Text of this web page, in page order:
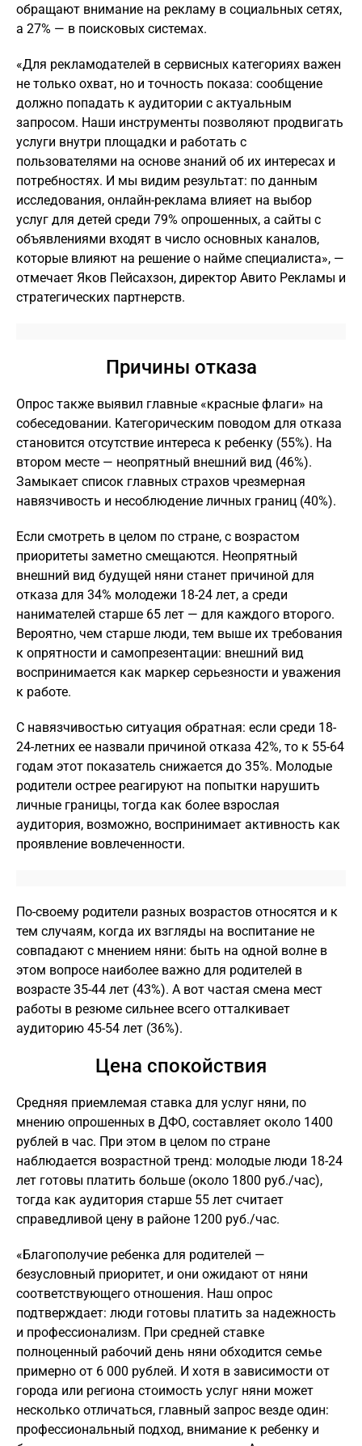
обращают внимание на рекламу в социальных сетях,
а 27% — в поисковых системах.
«Для рекламодателей в сервисных категориях важен
не только охват, но и точность показа: сообщение
должно попадать к аудитории с актуальным
запросом. Наши инструменты позволяют продвигать
услуги внутри площадки и работать с
пользователями на основе знаний об их интересах и
потребностях. И мы видим результат: по данным
исследования, онлайн-реклама влияет на выбор
услуг для детей среди 79% опрошенных, а сайты с
объявлениями входят в число основных каналов,
которые влияют на решение о найме специалиста», —
отмечает Яков Пейсахзон, директор Авито Рекламы и
стратегических партнерств.
Причины отказа
Опрос также выявил главные «красные флаги» на
собеседовании. Категорическим поводом для отказа
становится отсутствие интереса к ребенку (55%). На
втором месте — неопрятный внешний вид (46%).
Замыкает список главных страхов чрезмерная
навязчивость и несоблюдение личных границ (40%).
Если смотреть в целом по стране, с возрастом
приоритеты заметно смещаются. Неопрятный
внешний вид будущей няни станет причиной для
отказа для 34% молодежи 18-24 лет, а среди
нанимателей старше 65 лет — для каждого второго.
Вероятно, чем старше люди, тем выше их требования
к опрятности и самопрезентации: внешний вид
воспринимается как маркер серьезности и уважения
к работе.
С навязчивостью ситуация обратная: если среди 18-
24-летних ее назвали причиной отказа 42%, то к 55-64
годам этот показатель снижается до 35%. Молодые
родители острее реагируют на попытки нарушить
личные границы, тогда как более взрослая
аудитория, возможно, воспринимает активность как
проявление вовлеченности.
По-своему родители разных возрастов относятся и к
тем случаям, когда их взгляды на воспитание не
совпадают с мнением няни: быть на одной волне в
этом вопросе наиболее важно для родителей в
возрасте 35-44 лет (43%). А вот частая смена мест
работы в резюме сильнее всего отталкивает
аудиторию 45-54 лет (36%).
Цена спокойствия
Средняя приемлемая ставка для услуг няни, по
мнению опрошенных в ДФО, составляет около 1400
рублей в час. При этом в целом по стране
наблюдается возрастной тренд: молодые люди 18-24
лет готовы платить больше (около 1800 руб./час),
тогда как аудитория старше 55 лет считает
справедливой цену в районе 1200 руб./час.
«Благополучие ребенка для родителей —
безусловный приоритет, и они ожидают от няни
соответствующего отношения. Наш опрос
подтверждает: люди готовы платить за надежность
и профессионализм. При средней ставке
полноценный рабочий день няни обходится семье
примерно от 6 000 рублей. И хотя в зависимости от
города или региона стоимость услуг няни может
несколько отличаться, главный запрос везде один:
профессиональный подход, внимание к ребенку и